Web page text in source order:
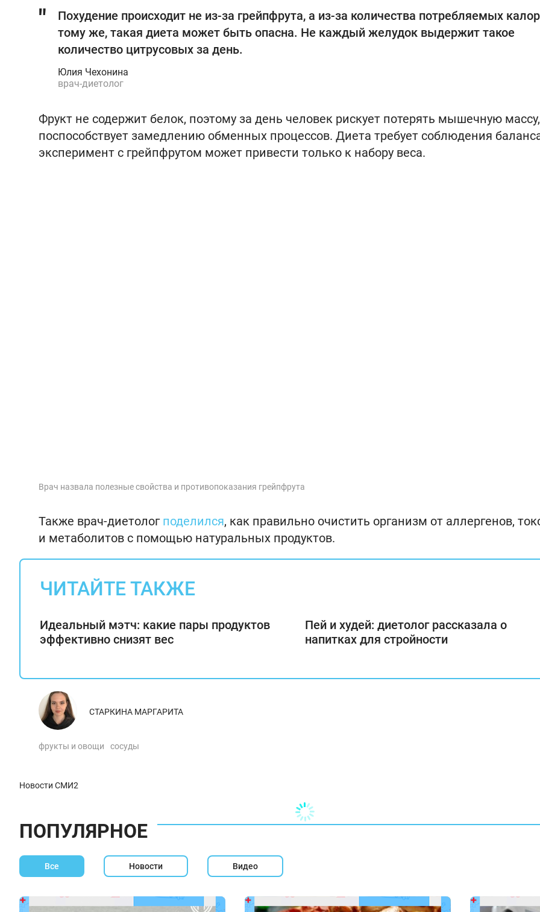
Похудение происходит не из-за грейпфрута, а из-за количества потребляемых
тому же, такая диета может быть опасна. Не каждый желудок выдержит такое
количество цитрусовых за день.
Юлия Чехонина
врач-диетолог
Фрукт не содержит белок, поэтому за день человек рискует потерять мышечную
поспособствует замедлению обменных процессов. Диета требует соблюдения
эксперимент с грейпфрутом может привести только к набору веса.
Врач назвала полезные свойства и противопоказания грейпфрута
Также врач-диетолог поделился, как правильно очистить организм от аллергенов,
и метаболитов с помощью натуральных продуктов.
ЧИТАЙТЕ ТАКЖЕ
Идеальный мэтч: какие пары продуктов
эффективно снизят вес
Пей и худей: диетолог рассказала о
напитках для стройности
СТАРКИНА МАРГАРИТА
фрукты и овощи сосуды
Новости СМИ2
ПОПУЛЯРНОЕ
Все Новости Видео